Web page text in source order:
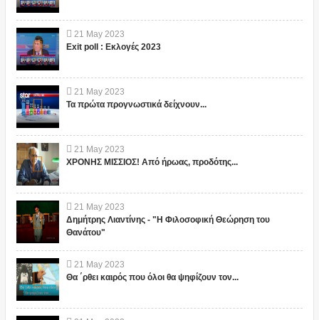
21 May 2023
Exit poll : Εκλογές 2023
21 May 2023
Τα πρώτα προγνωστικά δείχνουν...
21 May 2023
ΧΡΟΝΗΣ ΜΙΣΣΙΟΣ! Από ήρωας, προδότης...
21 May 2023
Δημήτρης Λιαντίνης - "Η Φιλοσοφική Θεώρηση του
Θανάτου"
21 May 2023
Θα ΄ρθει καιρός που όλοι θα ψηφίζουν τον...